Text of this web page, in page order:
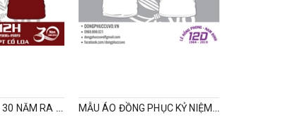
MẪU ÁO KỶ NIỆM 30 NĂM RA TRƯỜNG MẪU ÁO ĐỒNG PHỤC KỶ NIỆM HỌP LỚP ĐƠN GIẢN